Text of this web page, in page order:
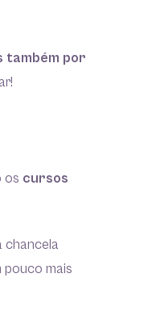
também por
os cursos
chancela
pouco mais